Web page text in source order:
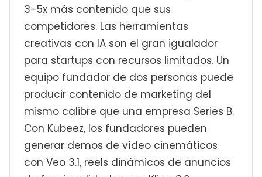
3–5x más contenido que sus
competidores. Las herramientas
creativas con IA son el gran igualador
para startups con recursos limitados. Un
equipo fundador de dos personas puede
producir contenido de marketing del
mismo calibre que una empresa Series B.
Con Kubeez, los fundadores pueden
generar demos de vídeo cinemáticos
con Veo 3.1, reels dinámicos de anuncios